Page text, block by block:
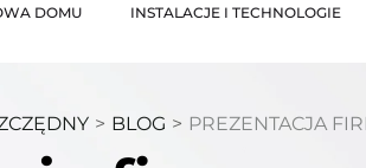
DOMU INSTALACJE I TECHNOLOGIE
> BLOG > PREZENTACJA